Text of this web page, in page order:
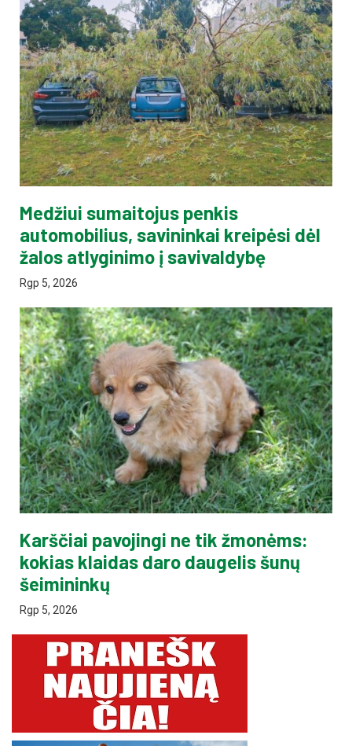
Medžiui sumaitojus penkis
automobilius, savininkai kreipėsi dėl
žalos atlyginimo į savivaldybę
Rgp 5, 2026
Karščiai pavojingi ne tik žmonėms:
kokias klaidas daro daugelis šunų
šeimininkų
Rgp 5, 2026